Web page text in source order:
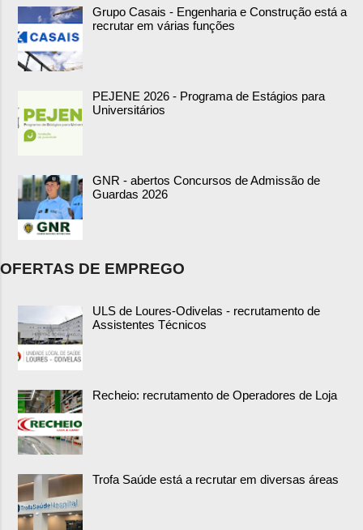
Grupo Casais - Engenharia e Construção está a
recrutar em várias funções
PEJENE 2026 - Programa de Estágios para
Universitários
GNR - abertos Concursos de Admissão de
Guardas 2026
OFERTAS DE EMPREGO
ULS de Loures-Odivelas - recrutamento de
Assistentes Técnicos
Recheio: recrutamento de Operadores de Loja
Trofa Saúde está a recrutar em diversas áreas